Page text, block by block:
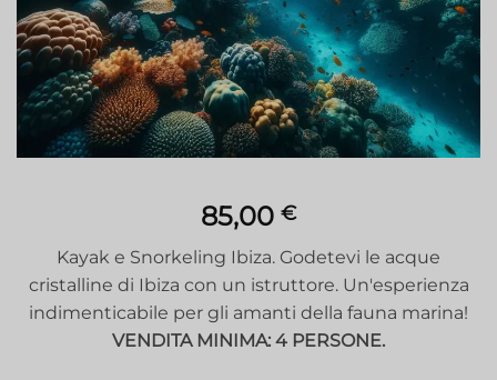
85,00 €
Kayak e Snorkeling Ibiza. Godetevi le acque
cristalline di Ibiza con un istruttore. Un'esperienza
indimenticabile per gli amanti della fauna marina!
VENDITA MINIMA: 4 PERSONE.